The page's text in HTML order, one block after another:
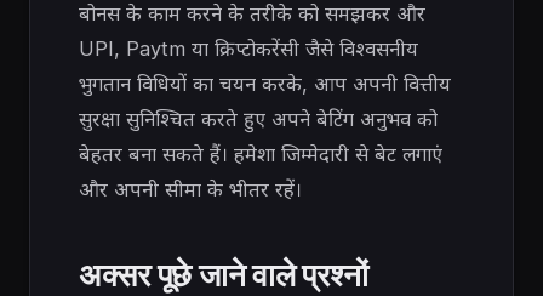
बोनस के काम करने के तरीके को समझकर और
UPI, Paytm या क्रिप्टोकरेंसी जैसे विश्वसनीय
भुगतान विधियों का चयन करके, आप अपनी वित्तीय
सुरक्षा सुनिश्चित करते हुए अपने बेटिंग अनुभव को
बेहतर बना सकते हैं। हमेशा जिम्मेदारी से बेट लगाएं
और अपनी सीमा के भीतर रहें।
अक्सर पूछे जाने वाले प्रश्नों